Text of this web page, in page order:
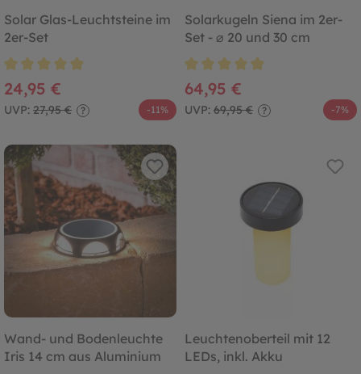
Solar Glas-Leuchtsteine im
2er-Set
24,95 €
UVP: 27,95 € ? -11%
Solarkugeln Siena im 2er-
Set - ⌀ 20 und 30 cm
64,95 €
UVP: 69,95 € ? -7%
Wand- und Bodenleuchte
Iris 14 cm aus Aluminium
Leuchtenoberteil mit 12
LEDs, inkl. Akku